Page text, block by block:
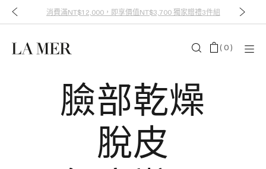
消費滿NT$12,000，即享價值NT$3,700 獨家贈禮3件組
(0)
臉部乾燥
脫皮